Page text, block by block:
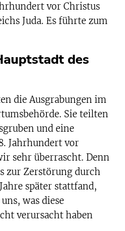
vor Christus
Juda. Es führte zum
des
die Ausgrabungen im
Sie teilten
und eine
Jahrhundert vor
sehr überrascht. Denn
zur Zerstörung durch
später stattfand,
was diese
verursacht haben